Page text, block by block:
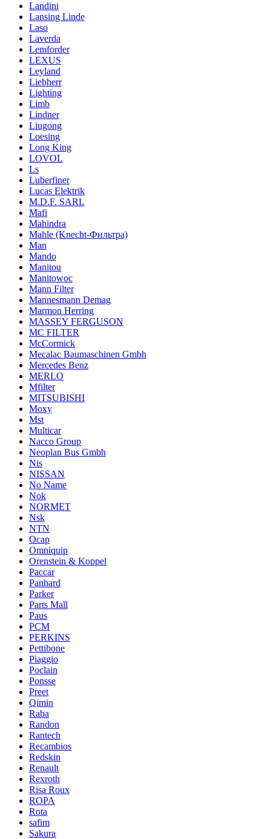
Landini
Lansing Linde
Laso
Laverda
Lemforder
LEXUS
Leyland
Liebherr
Lighting
Limb
Lindner
Liugong
Loesing
Long King
LOVOL
Ls
Luberfiner
Lucas Elektrik
M.D.F. SARL
Mafi
Mahindra
Mahle (Knecht-Фильтра)
Man
Mando
Manitou
Manitowoc
Mann Filter
Mannesmann Demag
Marmon Herring
MASSEY FERGUSON
MC FILTER
McCormick
Mecalac Baumaschinen Gmbh
Mercedes Benz
MERLO
Mfilter
MITSUBISHI
Moxy
Mst
Multicar
Nacco Group
Neoplan Bus Gmbh
Nis
NISSAN
No Name
Nok
NORMET
Nsk
NTN
Ocap
Omniquip
Orenstein & Koppel
Paccar
Panhard
Parker
Parts Mall
Paus
PCM
PERKINS
Pettibone
Piaggio
Poclain
Ponsse
Preet
Qimin
Raba
Randon
Rantech
Recambios
Redskin
Renault
Rexroth
Risa Roux
ROPA
Rota
safim
Sakura